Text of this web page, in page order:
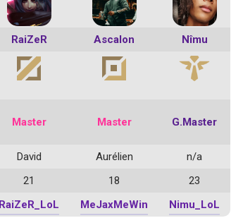
RaiZeR Ascalon Nîmu
Master Master G.Master
David Aurélien
n/a
21 18
23
RaiZeR_LoL MeJaxMeWin Nimu_LoL